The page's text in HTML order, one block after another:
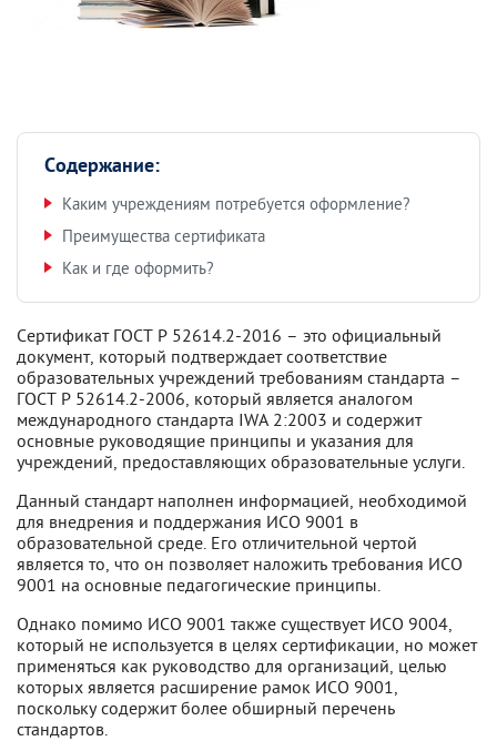
Содержание:
Каким учреждениям потребуется оформление?
Преимущества сертификата
Как и где оформить?
Сертификат ГОСТ Р 52614.2-2016 – это официальный
документ, который подтверждает соответствие
образовательных учреждений требованиям стандарта –
ГОСТ Р 52614.2-2006, который является аналогом
международного стандарта IWA 2:2003 и содержит
основные руководящие принципы и указания для
учреждений, предоставляющих образовательные услуги.
Данный стандарт наполнен информацией, необходимой
для внедрения и поддержания ИСО 9001 в
образовательной среде. Его отличительной чертой
является то, что он позволяет наложить требования ИСО
9001 на основные педагогические принципы.
Однако помимо ИСО 9001 также существует ИСО 9004,
который не используется в целях сертификации, но может
применяться как руководство для организаций, целью
которых является расширение рамок ИСО 9001,
поскольку содержит более обширный перечень
стандартов.